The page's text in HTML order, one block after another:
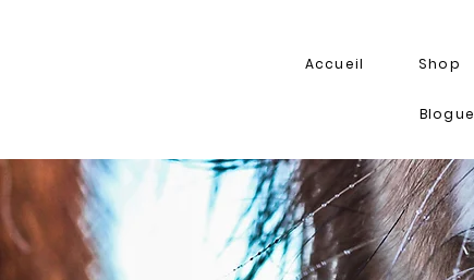
Accueil Shop
Blogue